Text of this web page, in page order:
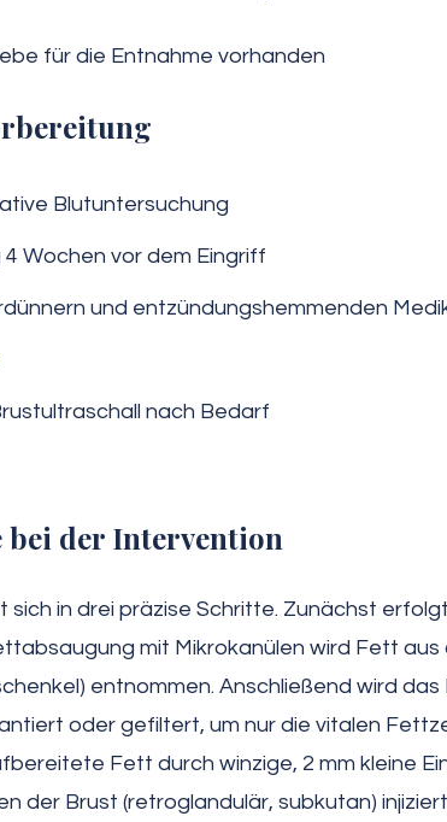
für die Entnahme vorhanden
Blutuntersuchung
Wochen vor dem Eingriff
und entzündungshemmenden
nach Bedarf
bei der Intervention
sich in drei präzise Schritte. Zunächst
mit Mikrokanülen wird Fett
entnommen. Anschließend wird
oder gefiltert, um nur die vitalen
Fett durch winzige, 2 mm kleine
der Brust (retroglandulär, subkutan)